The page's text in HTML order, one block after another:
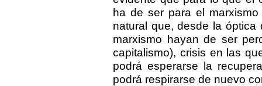
ha de ser para el
natural que, desde la
marxismo hayan de ser
capitalismo), crisis en las
podrá esperarse la
podrá respirarse de nuevo